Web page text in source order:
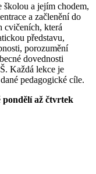
školou a jejím chodem,
a začlenění do
cvičeních, která
představu,
porozumění
dovednosti
Každá lekce je
pedagogické cíle.
pondělí až čtvrtek